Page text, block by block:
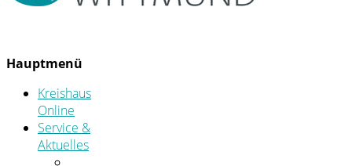
Hauptmenü
Kreishaus
Online
Service &
Aktuelles